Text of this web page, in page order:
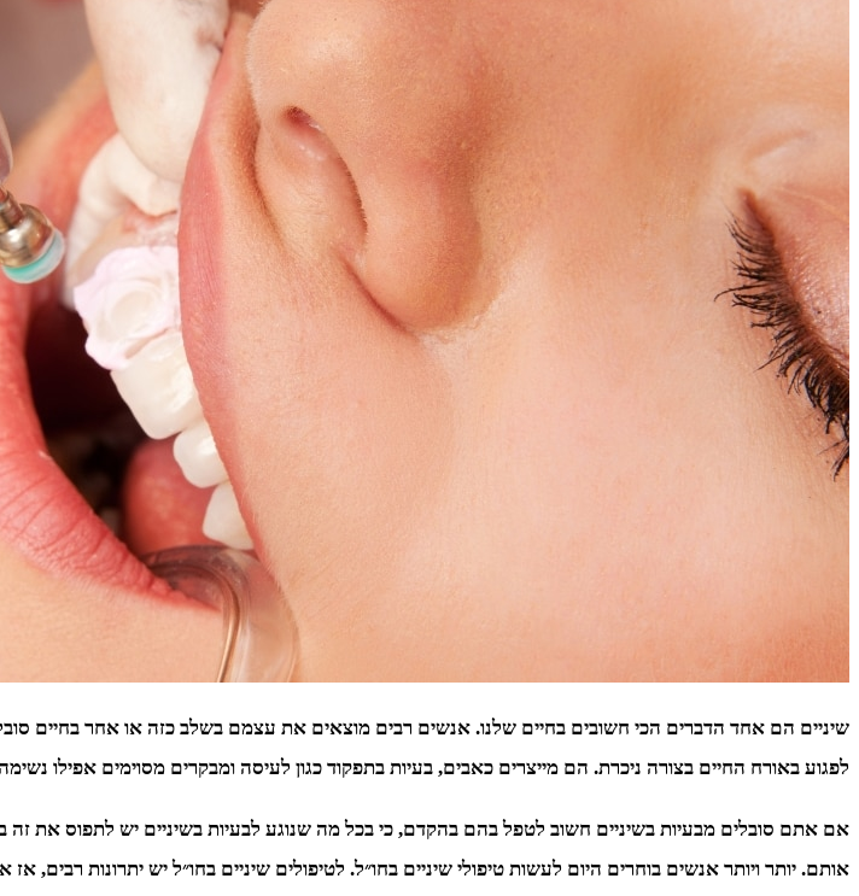
שיניים הם אחד הדברים הכי חשובים בחיים שלנו. אנשים רבים מוצאים את עצמם בשלב כזה או אחר בחיים
לפגוע באורח החיים בצורה ניכרת. הם מייצרים כאבים, בעיות בתפקוד כגון לעיסה ומבקרים מסוימים אפילו
אם אתם סובלים מבעיות בשיניים חשוב לטפל בהם בהקדם, כי בכל מה שנוגע לבעיות בשיניים יש לתפוס את זה
אותם. יותר ויותר אנשים בוחרים היום לעשות טיפולי שיניים בחו״ל. לטיפולים שיניים בחו״ל יש יתרונות